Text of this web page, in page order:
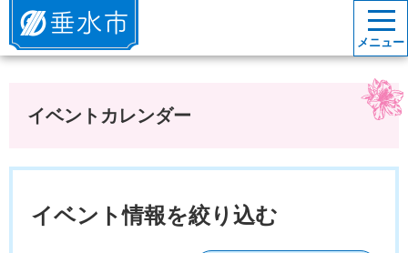
垂水市
メニュー
イベントカレンダー
イベント情報を絞り込む